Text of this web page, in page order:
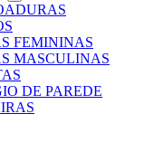
FEMININAS
MASCULINAS
DE PAREDE